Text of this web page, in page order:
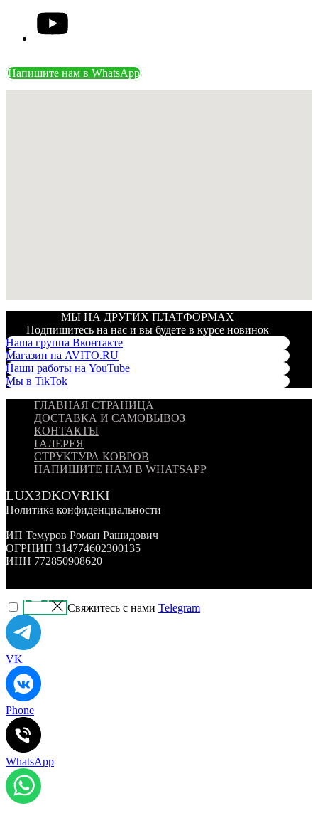
Напишите нам в WhatsApp
МЫ НА ДРУГИХ ПЛАТФОРМАХ
Подпишитесь на нас и вы будете в курсе новинок
Наша группа Вконтакте
Магазин на AVITO.RU
Наши работы на YouTube
Мы в TikTok
ГЛАВНАЯ СТРАНИЦА
ДОСТАВКА И САМОВЫВОЗ
КОНТАКТЫ
ГАЛЕРЕЯ
СТРУКТУРА КОВРОВ
НАПИШИТЕ НАМ В WHATSAPP
LUX3DKOVRIKI
Политика конфиденциальности
ИП Темуров Роман Рашидович
ОГРНИП 314774602300135
ИНН 772850908620
Свяжитесь с нами Telegram
VK
Phone
WhatsApp